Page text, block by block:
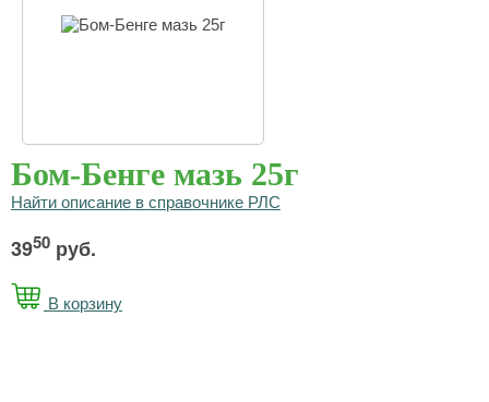
Бом-Бенге мазь 25г
Найти описание в справочнике РЛС
3950 руб.
В корзину